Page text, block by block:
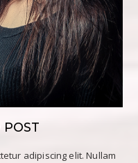
adipiscing elit. Nullam